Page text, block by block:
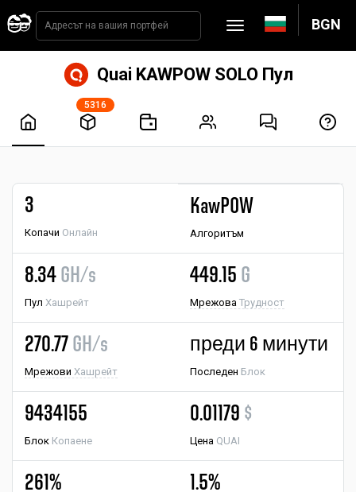
BGN
Quai KAWPOW SOLO Пул
5316
3
Копачи Онлайн
KawPOW
Алгоритъм
8.34 GH/s
Пул Хашрейт
449.15 G
Мрежова Трудност
270.77 GH/s
Мрежови Хашрейт
преди 6 минути
Последен Блок
9434155
Блок Копаене
0.01179 $
Цена QUAI
261% 1.5%